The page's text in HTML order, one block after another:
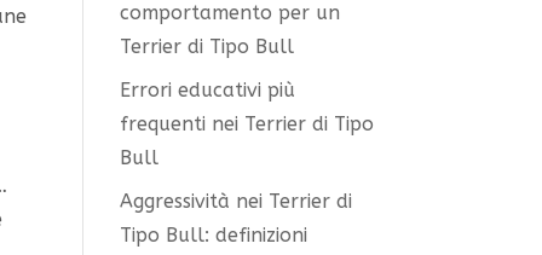
comportamento per un
Terrier di Tipo Bull
Errori educativi più
frequenti nei Terrier di Tipo
Bull
Aggressività nei Terrier di
Tipo Bull: definizioni